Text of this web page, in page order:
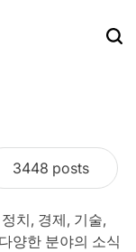
3448 posts
치, 경제, 기술,
양한 분야의 소식